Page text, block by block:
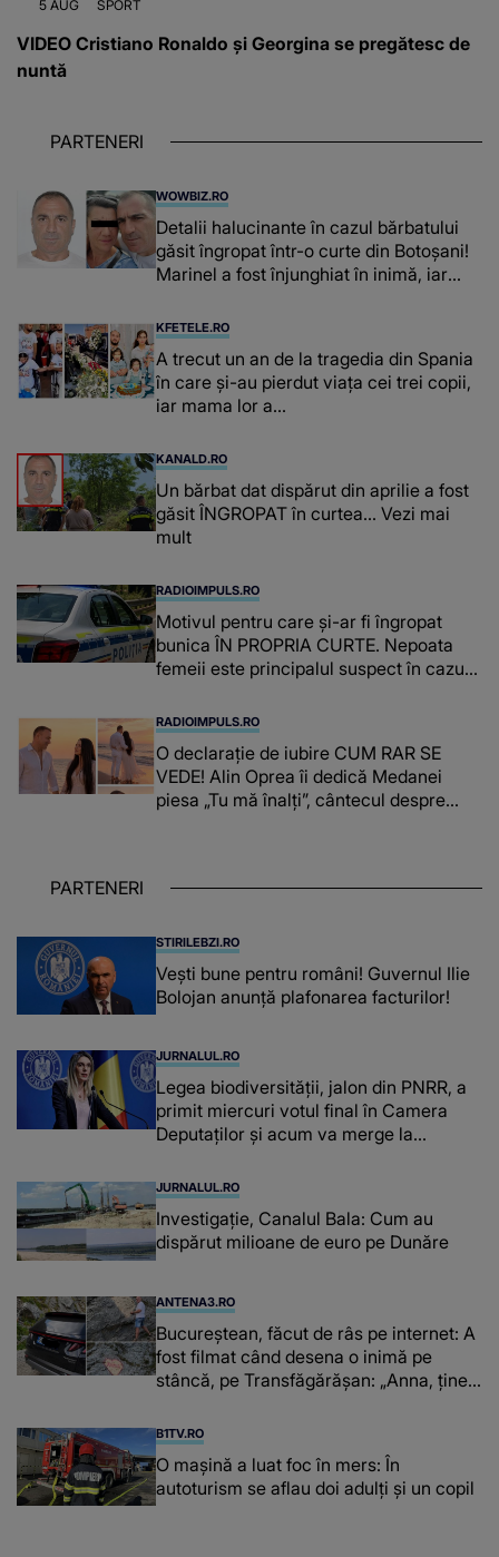
5 AUG SPORT
VIDEO Cristiano Ronaldo și Georgina se pregătesc de
nuntă
PARTENERI
WOWBIZ.RO
Detalii halucinante în cazul bărbatului
găsit îngropat într-o curte din Botoșani!
Marinel a fost înjunghiat în inimă, iar
suspecți
KFETELE.RO
A trecut un an de la tragedia din Spania
în care și-au pierdut viața cei trei copii,
iar mama lor a…
KANALD.RO
Un bărbat dat dispărut din aprilie a fost
găsit ÎNGROPAT în curtea... Vezi mai
mult
RADIOIMPULS.RO
Motivul pentru care și-ar fi îngropat
bunica ÎN PROPRIA CURTE. Nepoata
femeii este principalul suspect în cazul
DE ANCHETATORI a șocat localnicii
RADIOIMPULS.RO
O declarație de iubire CUM RAR SE
VEDE! Alin Oprea îi dedică Medanei
piesa „Tu mă înalți”, cântecul despre
din mine și-a regăsit pacea"
PARTENERI
STIRILEBZI.RO
Vești bune pentru români! Guvernul Ilie
Bolojan anunță plafonarea facturilor!
JURNALUL.RO
Legea biodiversității, jalon din PNRR, a
primit miercuri votul final în Camera
Deputaților și acum va merge la
JURNALUL.RO
Investigație, Canalul Bala: Cum au
dispărut milioane de euro pe Dunăre
ANTENA3.RO
Bucureștean, făcut de râs pe internet: A
fost filmat când desena o inimă pe
stâncă, pe Transfăgărășan: „Anna, ține-
B1TV.RO
O maşină a luat foc în mers: În
autoturism se aflau doi adulți și un copil